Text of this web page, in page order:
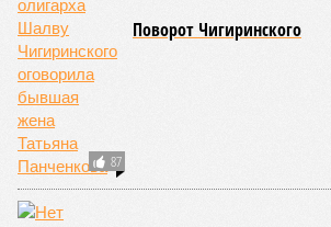
87
Поворот Чигиринского